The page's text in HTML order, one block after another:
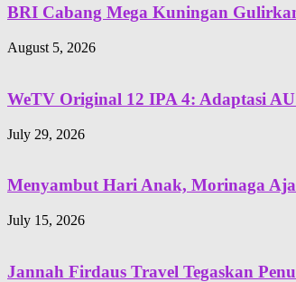
BRI Cabang Mega Kuningan
August 5, 2026
WeTV Original 12 IPA 4: Adaptasi
July 29, 2026
Menyambut Hari Anak, Morinaga
July 15, 2026
Jannah Firdaus Travel Tegaskan